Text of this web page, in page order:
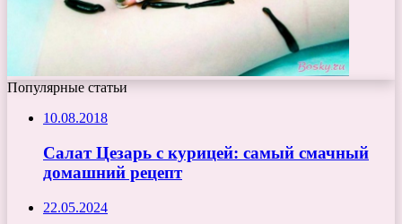
Популярные статьи
10.08.2018
Салат Цезарь с курицей: самый смачный
домашний рецепт
22.05.2024